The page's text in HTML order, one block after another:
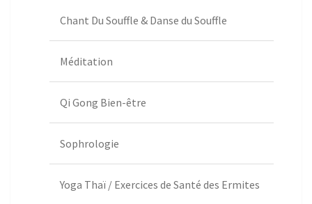
Chant Du Souffle & Danse du Souffle
Méditation
Qi Gong Bien-être
Sophrologie
Yoga Thaï / Exercices de Santé des Ermites